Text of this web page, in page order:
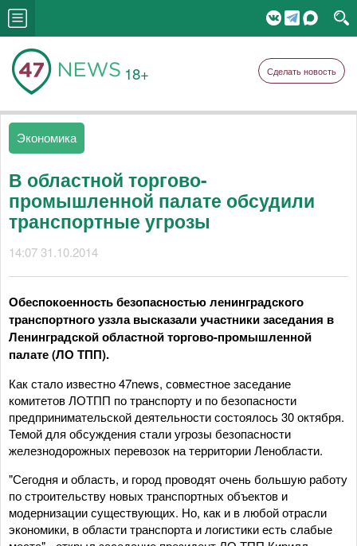
18+ Сделать новость
Экономика
В областной торгово-
промышленной палате обсудили
транспортные угрозы
14:07 31.10.2014
Обеспокоенность безопасностью ленинградского
транспортного уззла высказали участники заседания в
Ленинградской областной торгово-промышленной
палате (ЛО ТПП).
Как стало известно 47news, совместное заседание
комитетов ЛОТПП по транспорту и по безопасности
предпринимательской деятельности состоялось 30 октября.
Темой для обсуждения стали угрозы безопасности
железнодорожных перевозок на территории Ленобласти.
"Сегодня и область, и город проводят очень большую работу
по строительству новых транспортных объектов и
модернизации существующих. Но, как и в любой отрасли
экономики, в области транспорта и логистики есть слабые